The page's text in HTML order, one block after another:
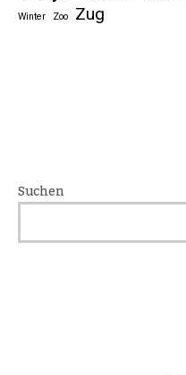
Winter Zoo Zug
Suchen